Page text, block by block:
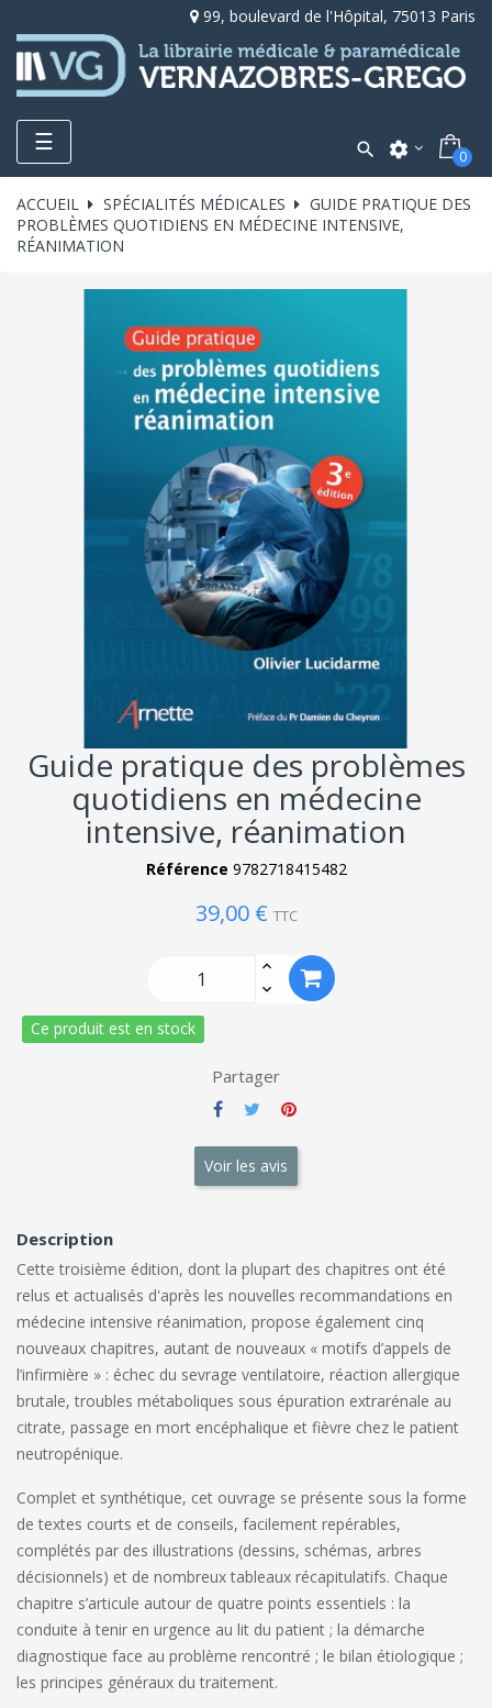
99, boulevard de l'Hôpital, 75013 Paris
Toggle
navigation
☰  settings 0
ACCUEIL SPÉCIALITÉS MÉDICALES
GUIDE PRATIQUE DES
PROBLÈMES QUOTIDIENS EN MÉDECINE INTENSIVE,
RÉANIMATION
Guide pratique des problèmes
quotidiens en médecine
intensive, réanimation
Référence 9782718415482
39,00 € TTC
Ce produit est en stock
Partager
Voir les avis
Description
Cette troisième édition, dont la plupart des chapitres ont été
relus et actualisés d'après les nouvelles recommandations en
médecine intensive réanimation, propose également cinq
nouveaux chapitres, autant de nouveaux « motifs d’appels de
l’infirmière » : échec du sevrage ventilatoire, réaction allergique
brutale, troubles métaboliques sous épuration extrarénale au
citrate, passage en mort encéphalique et fièvre chez le patient
neutropénique.
Complet et synthétique, cet ouvrage se présente sous la forme
de textes courts et de conseils, facilement repérables,
complétés par des illustrations (dessins, schémas, arbres
décisionnels) et de nombreux tableaux récapitulatifs. Chaque
chapitre s’articule autour de quatre points essentiels : la
conduite à tenir en urgence au lit du patient ; la démarche
diagnostique face au problème rencontré ; le bilan étiologique ;
les principes généraux du traitement.